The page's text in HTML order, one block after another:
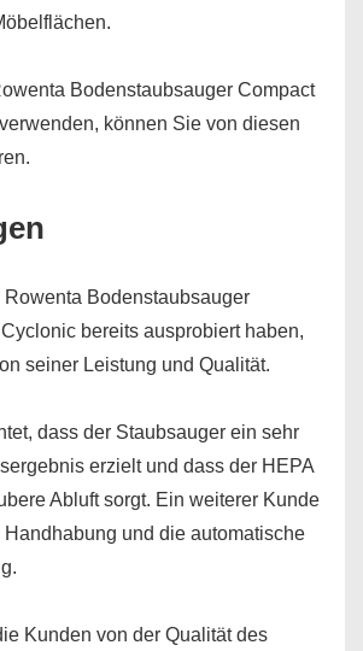
Bodenstaubsauger Compact
können Sie von diesen
Rowenta Bodenstaubsauger
bereits ausprobiert haben,
seiner Leistung und Qualität.
dass der Staubsauger ein sehr
erzielt und dass der HEPA
Abluft sorgt. Ein weiterer Kunde
Handhabung und die automatische
Kunden von der Qualität des